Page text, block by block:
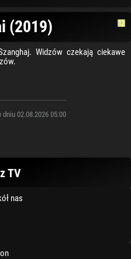
(2019)
Widzów czekają ciekawe
dniu 02.08.2026 05:00
TV
nas